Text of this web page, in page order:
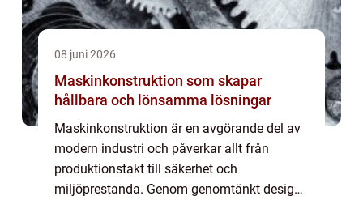
08 juni 2026
Maskinkonstruktion som skapar
hållbara och lönsamma lösningar
Maskinkonstruktion är en avgörande del av
modern industri och påverkar allt från
produktionstakt till säkerhet och
miljöprestanda. Genom genomtänkt design